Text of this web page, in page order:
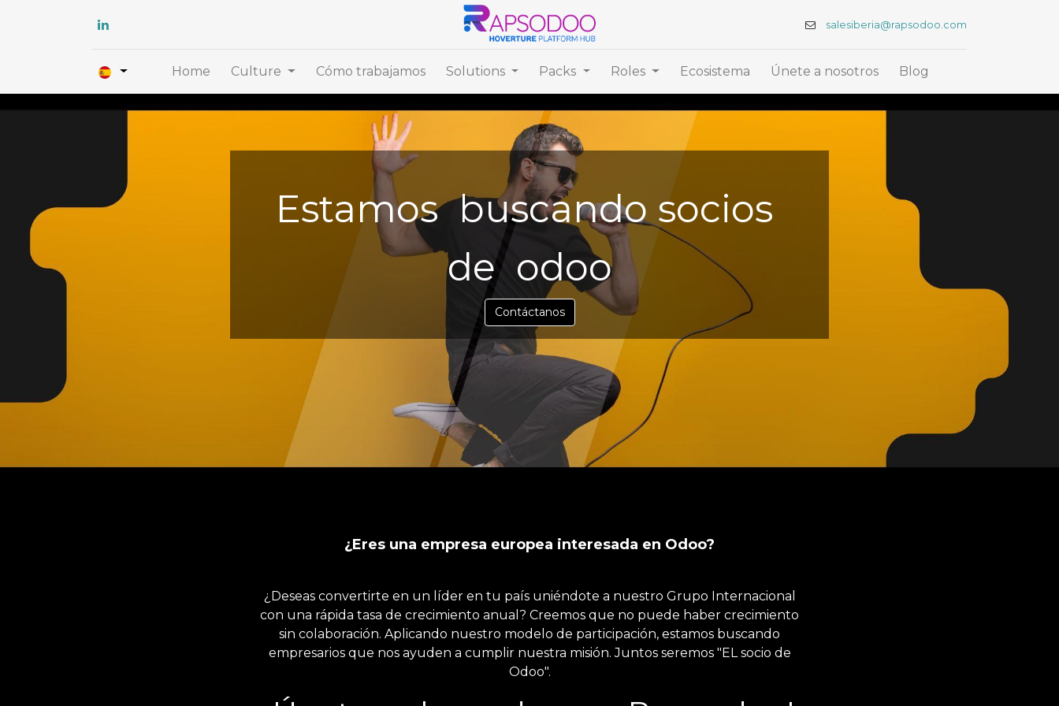
salesiberia@rapsodoo.com
Home Culture Cómo trabajamos Solutions Packs Roles Ecosistema Únete a nosotros Blog
Estamos buscando socios
de odoo
Contáctanos
¿Eres una empresa europea interesada en Odoo?
¿Deseas convertirte en un líder en tu país uniéndote a nuestro Grupo Internacional
con una rápida tasa de crecimiento anual? Creemos que no puede haber crecimiento
sin colaboración. Aplicando nuestro modelo de participación, estamos buscando
empresarios que nos ayuden a cumplir nuestra misión. Juntos seremos "EL socio de
Odoo".